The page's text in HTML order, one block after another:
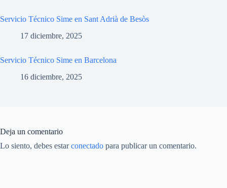
Servicio Técnico Sime en Sant Adrià de Besòs
17 diciembre, 2025
Servicio Técnico Sime en Barcelona
16 diciembre, 2025
Deja un comentario
Lo siento, debes estarconectado para publicar un comentario.